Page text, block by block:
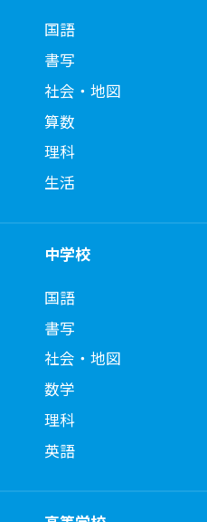
国語
書写
社会・地図
算数
理科
生活
中学校
国語
書写
社会・地図
数学
理科
英語